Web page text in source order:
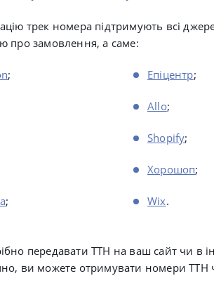
трек номера підтримують всі
про замовлення, а саме:
;
;
Епіцентр;
Allo;
Shopify;
Хорошоп;
Wix.
передавати ТТН на ваш сайт чи в
ви можете отримувати номери ТТН